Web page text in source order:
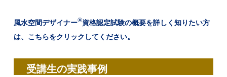
風水空間デザイナー®︎資格認定試験の概要を詳しく知りたい方
は、こちらをクリックしてください。
受講生の実践事例